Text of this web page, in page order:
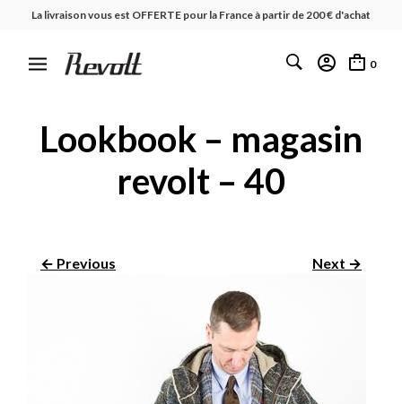
La livraison vous est OFFERTE pour la France à partir de 200 € d'achat
0
Lookbook – magasin
revolt – 40
← Previous Next →